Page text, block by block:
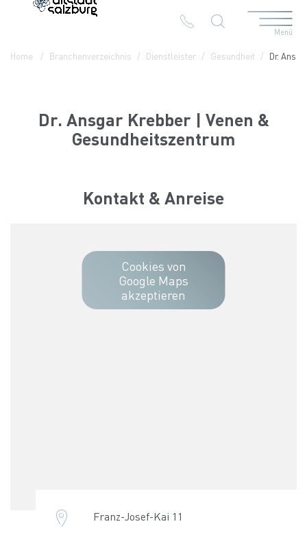
Menü
Home Branchenverzeichnis Dienstleister Gesundheit Dr.
Dr. Ansgar Krebber | Venen &
Gesundheitszentrum
Kontakt & Anreise
Cookies von
Google Maps
akzeptieren
Franz-Josef-Kai 11